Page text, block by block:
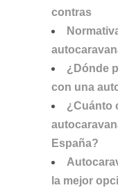
contras
¿Dónde
con una
¿Cuánto
España?
la mejor